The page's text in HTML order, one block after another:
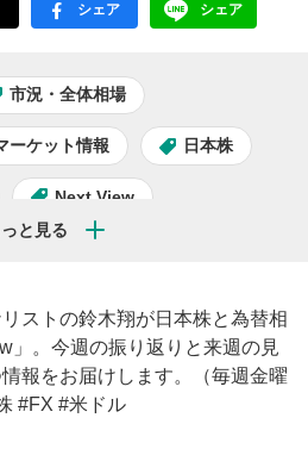
facebook
シェア LINE
シェア
市況・全体相場
ーケット情報 日本株
Next View
ストの鈴木翔が日本株と為替相
」。今週の振り返りと来週の見
報をお届けします。（毎週金曜
#FX #米ドル